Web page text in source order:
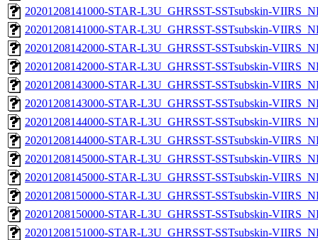
20201208141000-STAR-L3U_GHRSST-SSTsubskin-
20201208141000-STAR-L3U_GHRSST-SSTsubskin-
20201208142000-STAR-L3U_GHRSST-SSTsubskin-
20201208142000-STAR-L3U_GHRSST-SSTsubskin-
20201208143000-STAR-L3U_GHRSST-SSTsubskin-
20201208143000-STAR-L3U_GHRSST-SSTsubskin-
20201208144000-STAR-L3U_GHRSST-SSTsubskin-
20201208144000-STAR-L3U_GHRSST-SSTsubskin-
20201208145000-STAR-L3U_GHRSST-SSTsubskin-
20201208145000-STAR-L3U_GHRSST-SSTsubskin-
20201208150000-STAR-L3U_GHRSST-SSTsubskin-
20201208150000-STAR-L3U_GHRSST-SSTsubskin-
20201208151000-STAR-L3U_GHRSST-SSTsubskin-